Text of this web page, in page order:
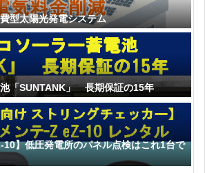
型太陽光発電システム
「SUNTANK」 長期保証の15年
10】低圧発電所のパネル点検はこれ1台で